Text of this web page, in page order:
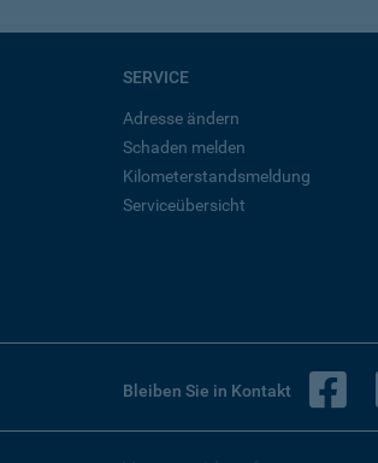
SERVICE
Adresse ändern
Schaden melden
Kilometerstandsmeldung
Serviceübersicht
Bleiben Sie in Kontakt